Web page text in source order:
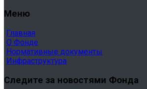
Меню
Главная
О Фонде
Нормативные документы
Инфраструктура
Следите за новостями Фонда